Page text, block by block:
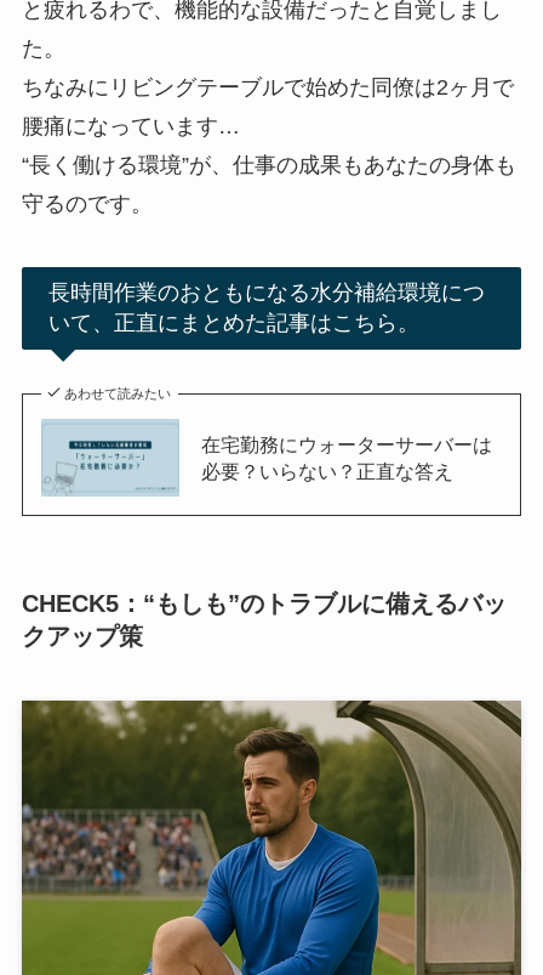
と疲れるわで、機能的な設備だったと自覚しまし
た。
ちなみにリビングテーブルで始めた同僚は2ヶ月で
腰痛になっています…
“長く働ける環境”が、仕事の成果もあなたの身体も
守るのです。
長時間作業のおともになる水分補給環境につ
いて、正直にまとめた記事はこちら。
あわせて読みたい
在宅勤務にウォーターサーバーは
必要？いらない？正直な答え
CHECK5：“もしも”のトラブルに備えるバッ
クアップ策